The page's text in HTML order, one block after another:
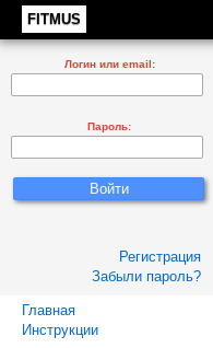
FITMUS
Логин или email:
Пароль:
Регистрация
Забыли пароль?
Главная
Инструкции